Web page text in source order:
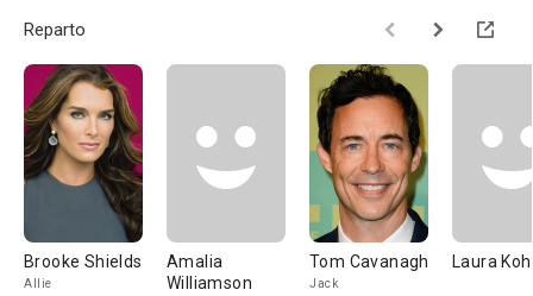
Reparto
Brooke Shields
Allie
Amalia
Williamson
Tom Cavanagh
Jack
Laura